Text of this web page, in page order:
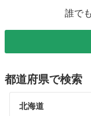
誰で
都道府県で検索
北海道